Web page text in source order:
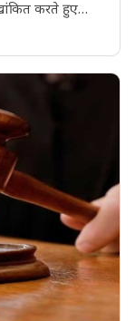
करते हुए…